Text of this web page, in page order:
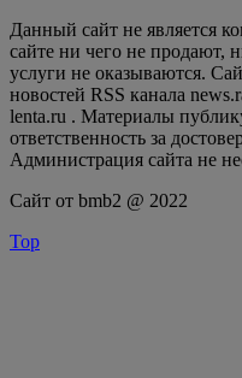
Данный сайт не является
сайте ни чего не продают,
услуги не оказываются.
новостей RSS канала
lenta.ru . Материалы
ответственность за
Администрация сайта не
Сайт от bmb2 @ 2022
Top